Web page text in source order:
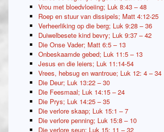
Vrou met bloedvloeiing; Luk 8:43 – 48
Roep en stuur van dissipels; Matt 4:12-25
Verheerliking op die berg; Luk 9:28 – 36
Duiwelbesete kind bevry; Luk 9:37 – 42
Die Onse Vader; Matt 6:5 – 13
Onbeskaamde gebed; Luk 11:5 – 13
Jesus en die leiers; Luk 11:14-54
Vrees, hebsug en wantroue; Luk 12: 4 – 34
Die Deur; Luk 13:22 – 30
Die Feesmaal; Luk 14:15 – 24
Die Prys; Luk 14:25 – 35
Die verlore skaap; Luk 15:1 – 7
Die verlore penning; Luk 15:8 – 10
Die verlore seun; Luk 15: 11 – 32